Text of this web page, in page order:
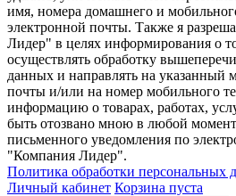
имя, номера домашнего и
электронной почты. Также я
Лидер" в целях информирования о
осуществлять обработку
данных и направлять на указанный
почты и/или на номер мобильного
информацию о товарах, работах,
быть отозвано мною в любой
письменного уведомления по
"Компания Лидер".
Политика обработки персональных
Личный кабинет Корзина пуста